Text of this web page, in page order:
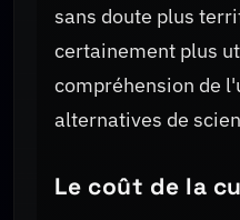
sans doute plus
certainement plus
compréhension de
alternatives de
Le coût de la